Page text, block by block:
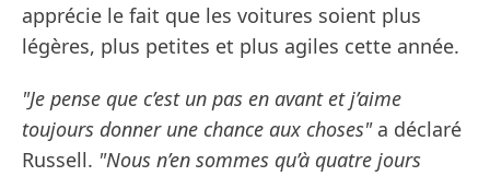
apprécie le fait que les voitures soient plus
légères, plus petites et plus agiles cette année.
"Je pense que c’est un pas en avant et j’aime
toujours donner une chance aux choses"a déclaré
Russell. "Nous n’en sommes qu’à quatre jours